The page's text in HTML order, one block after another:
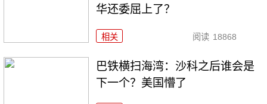
华还委屈上了？
相关 阅读 18868
巴铁横扫海湾：沙科之后谁会是
下一个？美国懵了